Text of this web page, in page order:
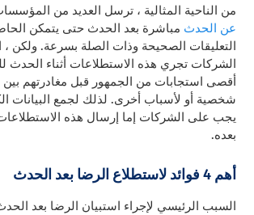
من الناحية المثالية ، ترسل العديد من
عن الحدث مباشرة بعد الحدث حتى يتمكن
التعليقات الصحيحة وذات الصلة بسرعة. ولكن ،
الشركات تجري هذه الاستطلاعات أثناء
أقصى استجابات من الجمهور قبل مغادرتهم
شخصية أو لأسباب أخرى. لذلك لجمع البيانات
يجب على الشركات إما إرسال هذه الاستطلاعات
بعده.
أهم 4 فوائد لاستطلاع الرضا بعد الحدث
السبب الرئيسي لإجراء استبيان الرضا بعد